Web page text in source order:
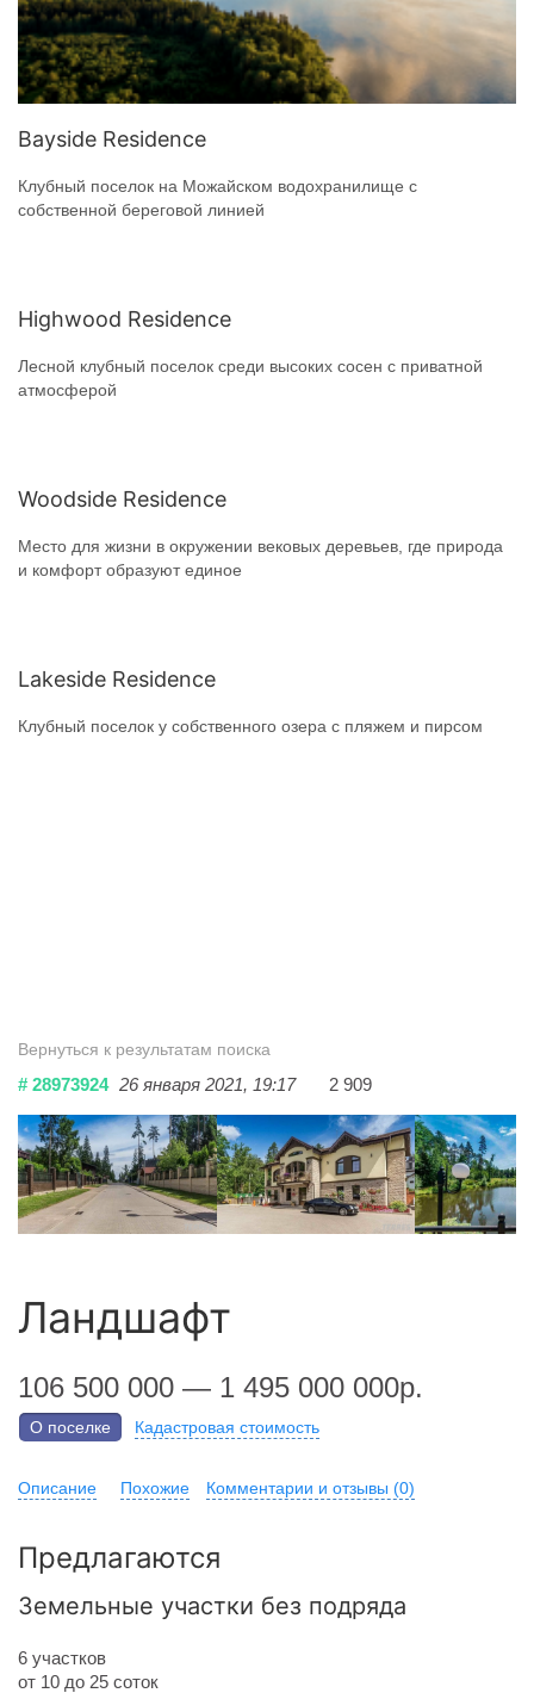
Bayside Residence
Клубный поселок на Можайском водохранилище с
собственной береговой линией
Highwood Residence
Лесной клубный поселок среди высоких сосен с приватной
атмосферой
Woodside Residence
Место для жизни в окружении вековых деревьев, где природа
и комфорт образуют единое
Lakeside Residence
Клубный поселок у собственного озера с пляжем и пирсом
Вернуться к результатам поиска
# 28973924 26 января 2021, 19:17 2 909
Ландшафт
106 500 000 — 1 495 000 000р.
О поселке Кадастровая стоимость
Описание Похожие Комментарии и отзывы (0)
Предлагаются
Земельные участки без подряда
6 участков
от 10 до 25 соток